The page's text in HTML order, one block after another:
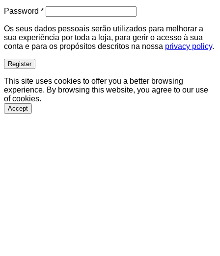
Password *Required
Os seus dados pessoais serão utilizados para melhorar a
sua experiência por toda a loja, para gerir o acesso à sua
conta e para os propósitos descritos na nossa privacy policy.
Register
This site uses cookies to offer you a better browsing
experience. By browsing this website, you agree to our use
of cookies.
Accept